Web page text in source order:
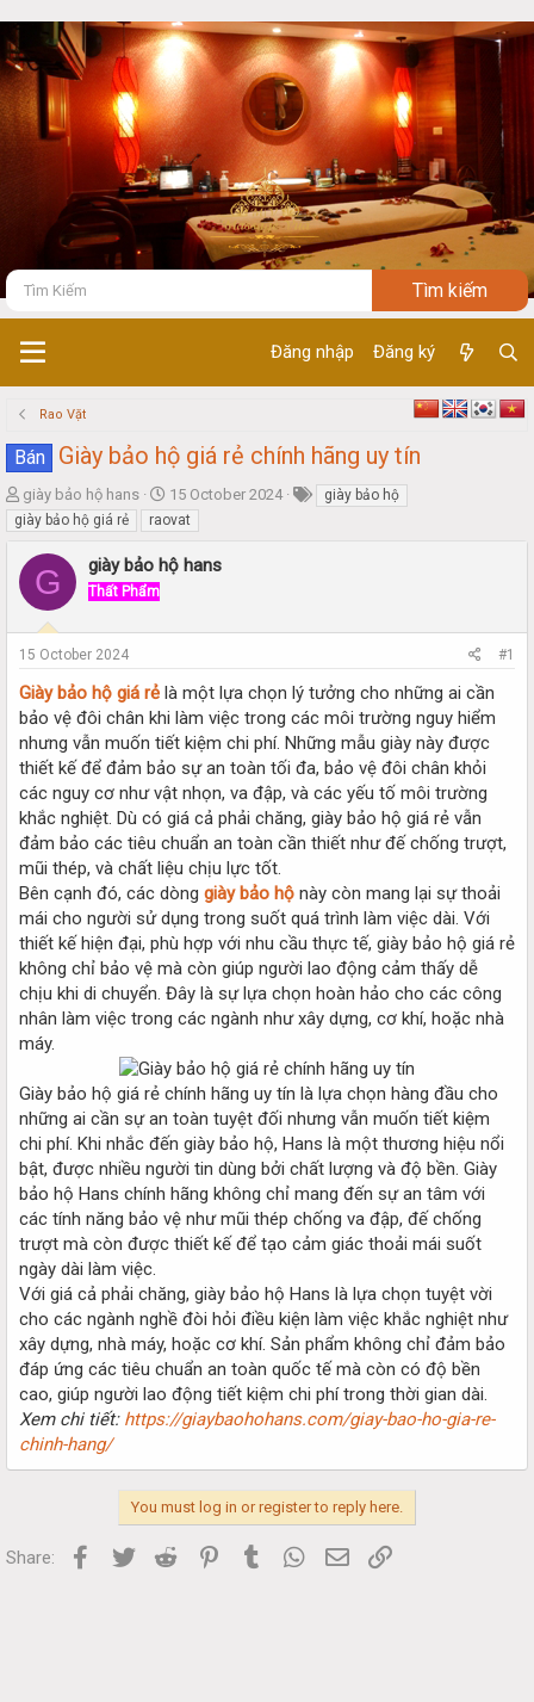
Đăng nhập Đăng ký
Rao Vặt
Bán Giày bảo hộ giá rẻ chính hãng uy tín
T
h
r
e
d
a
r
e
r
giày bảo hộ hans
S
t
a
r
t
15 October 2024
giày bảo hộ
giày bảo hộ giá rẻ
raovat
G giày bảo hộ hans
Thất Phẩm
15 October 2024 #1
Giày bảo hộ giá rẻ là một lựa chọn lý tưởng cho những ai cần
bảo vệ đôi chân khi làm việc trong các môi trường nguy hiểm
nhưng vẫn muốn tiết kiệm chi phí. Những mẫu giày này được
thiết kế để đảm bảo sự an toàn tối đa, bảo vệ đôi chân khỏi
các nguy cơ như vật nhọn, va đập, và các yếu tố môi trường
khắc nghiệt. Dù có giá cả phải chăng, giày bảo hộ giá rẻ vẫn
đảm bảo các tiêu chuẩn an toàn cần thiết như đế chống trượt,
mũi thép, và chất liệu chịu lực tốt.
Bên cạnh đó, các dòng giày bảo hộ này còn mang lại sự thoải
mái cho người sử dụng trong suốt quá trình làm việc dài. Với
thiết kế hiện đại, phù hợp với nhu cầu thực tế, giày bảo hộ giá rẻ
không chỉ bảo vệ mà còn giúp người lao động cảm thấy dễ
chịu khi di chuyển. Đây là sự lựa chọn hoàn hảo cho các công
nhân làm việc trong các ngành như xây dựng, cơ khí, hoặc nhà
máy.
Giày bảo hộ giá rẻ chính hãng uy tín là lựa chọn hàng đầu cho
những ai cần sự an toàn tuyệt đối nhưng vẫn muốn tiết kiệm
chi phí. Khi nhắc đến giày bảo hộ, Hans là một thương hiệu nổi
bật, được nhiều người tin dùng bởi chất lượng và độ bền. Giày
bảo hộ Hans chính hãng không chỉ mang đến sự an tâm với
các tính năng bảo vệ như mũi thép chống va đập, đế chống
trượt mà còn được thiết kế để tạo cảm giác thoải mái suốt
ngày dài làm việc.
Với giá cả phải chăng, giày bảo hộ Hans là lựa chọn tuyệt vời
cho các ngành nghề đòi hỏi điều kiện làm việc khắc nghiệt như
xây dựng, nhà máy, hoặc cơ khí. Sản phẩm không chỉ đảm bảo
đáp ứng các tiêu chuẩn an toàn quốc tế mà còn có độ bền
cao, giúp người lao động tiết kiệm chi phí trong thời gian dài.
Xem chi tiết: https://giaybaohohans.com/giay-bao-ho-gia-re-
chinh-hang/
You must log in or register to reply here.
Share: Facebook
Twitter Reddit PinterestTumblr WhatsApp
Email